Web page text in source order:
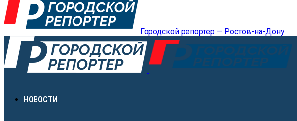
Городской репортер — Ростов-на-Дону
НОВОСТИ